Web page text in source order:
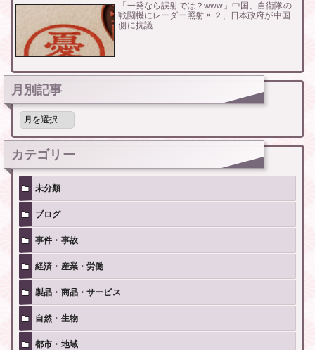
「一発なら誤射では？www」中国、自衛隊の
戦闘機にレーダー照射 × ２、日本政府が中国
側に抗議
月別記事
月
記
事
カテゴリー
未分類
ブログ
事件・事故
経済・産業・労働
製品・商品・サービス
自然・生物
都市・地域